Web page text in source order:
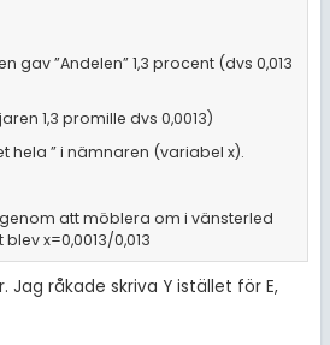
gav ”Andelen” 1,3 procent (dvs 0,013
1,3 promille dvs 0,0013)
hela ” i nämnaren (variabel x).
att möblera om i vänsterled
x=0,0013/0,013
Jag råkade skriva Y istället för E,